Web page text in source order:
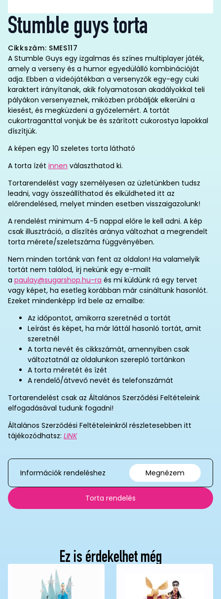
Stumble guys torta
Cikkszám: SMES117
A Stumble Guys egy izgalmas és színes multiplayer játék,
amely a verseny és a humor egyedülálló kombinációját
adja. Ebben a videójátékban a versenyzők egy-egy cuki
karaktert irányítanak, akik folyamatosan akadályokkal teli
pályákon versenyeznek, miközben próbálják elkerülni a
kiesést, és megküzdeni a győzelemért. A tortát
cukortraganttal vonjuk be és szárított cukorostya lapokkal
díszítjük.
A képen egy 10 szeletes torta látható
A torta ízét innen választhatod ki.
Tortarendelést vagy személyesen az üzletünkben tudsz
leadni, vagy összeállíthatod és elküldheted itt az
előrendelésed, melyet minden esetben visszaigazolunk!
A rendelést minimum 4-5 nappal előre le kell adni. A kép
csak illusztráció, a díszítés aránya változhat a megrendelt
torta mérete/szeletszáma függvényében.
Nem minden tortánk van fent az oldalon! Ha valamelyik
tortát nem találod, írj nekünk egy e-mailt
a paulay@sugarshop.hu-ra és mi küldünk rá egy tervet
vagy képet, ha esetleg korábban már csináltunk hasonlót.
Ezeket mindenképp írd bele az emailbe:
Az időpontot, amikorra szeretnéd a tortát
Leírást és képet, ha már láttál hasonló tortát, amit
szeretnél
A torta nevét és cikkszámát, amennyiben csak
változtatnál az oldalunkon szereplő tortánkon
A torta méretét és ízét
A rendelő/átvevő nevét és telefonszámát
Tortarendelést csak az Általános Szerződési Feltételeink
elfogadásával tudunk fogadni!
Általános Szerződési Feltételeinkről részletesebben itt
tájékozódhatsz: LINK
Információk rendeléshez Megnézem
Torta rendelés
Ez is érdekelhet még